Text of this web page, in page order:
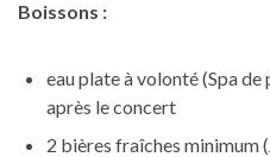
Boissons :
eau plate à volonté (Spa
après le concert
2 bières fraîches minimum